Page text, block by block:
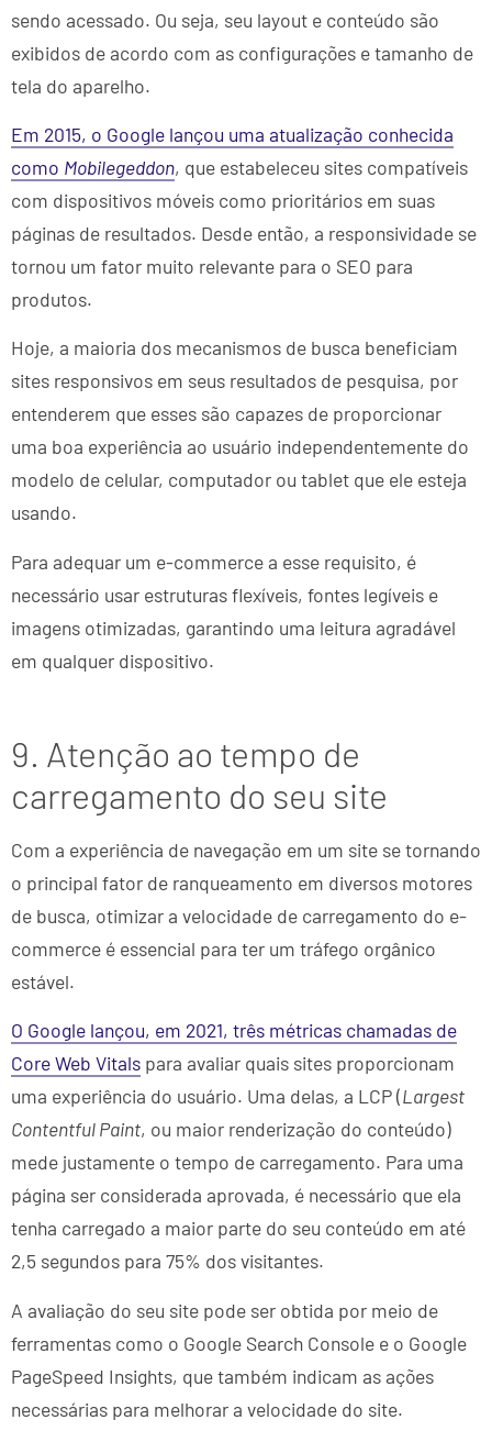
sendo acessado. Ou seja, seu layout e conteúdo são
exibidos de acordo com as configurações e tamanho de
tela do aparelho.
Em 2015, o Google lançou uma atualização conhecida
como Mobilegeddon, que estabeleceu sites compatíveis
com dispositivos móveis como prioritários em suas
páginas de resultados. Desde então, a responsividade se
tornou um fator muito relevante para o SEO para
produtos.
Hoje, a maioria dos mecanismos de busca beneficiam
sites responsivos em seus resultados de pesquisa, por
entenderem que esses são capazes de proporcionar
uma boa experiência ao usuário independentemente do
modelo de celular, computador ou tablet que ele esteja
usando.
Para adequar um e-commerce a esse requisito, é
necessário usar estruturas flexíveis, fontes legíveis e
imagens otimizadas, garantindo uma leitura agradável
em qualquer dispositivo.
9. Atenção ao tempo de
carregamento do seu site
Com a experiência de navegação em um site se tornando
o principal fator de ranqueamento em diversos motores
de busca, otimizar a velocidade de carregamento do e-
commerce é essencial para ter um tráfego orgânico
estável.
O Google lançou, em 2021, três métricas chamadas de
Core Web Vitals para avaliar quais sites proporcionam
uma experiência do usuário. Uma delas, a LCP (Largest
Contentful Paint, ou maior renderização do conteúdo)
mede justamente o tempo de carregamento. Para uma
página ser considerada aprovada, é necessário que ela
tenha carregado a maior parte do seu conteúdo em até
2,5 segundos para 75% dos visitantes.
A avaliação do seu site pode ser obtida por meio de
ferramentas como o Google Search Console e o Google
PageSpeed Insights, que também indicam as ações
necessárias para melhorar a velocidade do site.